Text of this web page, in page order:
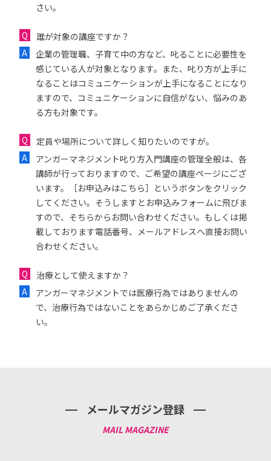
さい。
誰が対象の講座ですか？
企業の管理職、子育て中の方など、叱ることに必要性を
感じている人が対象となります。また、叱り方が上手に
なることはコミュニケーションが上手になることになり
ますので、コミュニケーションに自信がない、悩みのあ
る方も対象です。
定員や場所について詳しく知りたいのですが。
アンガーマネジメント叱り方入門講座の管理全般は、各
講師が行っておりますので、ご希望の講座ページにござ
います。［お申込みはこちら］というボタンをクリック
してください。そうしますとお申込みフォームに飛びま
すので、そちらからお問い合わせください。もしくは掲
載しております電話番号、メールアドレスへ直接お問い
合わせください。
治療として使えますか？
アンガーマネジメントでは医療行為ではありませんの
で、治療行為ではないことをあらかじめご了承くださ
い。
メールマガジン登録